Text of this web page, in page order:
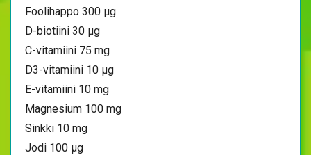
Foolihappo 300 μg
D-biotiini 30 μg
C-vitamiini 75 mg
D3-vitamiini 10 μg
E-vitamiini 10 mg
Magnesium 100 mg
Sinkki 10 mg
Jodi 100 μg